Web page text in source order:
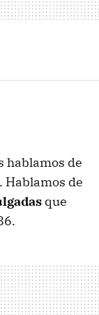
hablamos de
. Hablamos de
que